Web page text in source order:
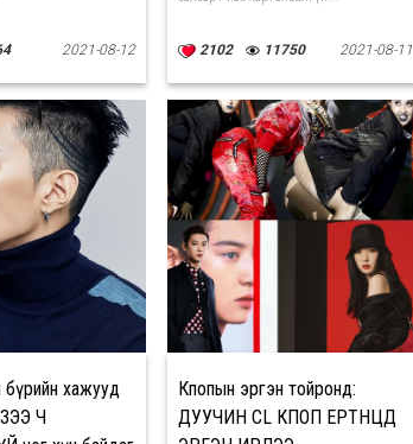
2021-08-12 2102 11750 2021-08-11
хажууд
Ч
Кпопын эргэн тойронд:
ДУУЧИН CL КПОП ЕРТӨНЦӨД